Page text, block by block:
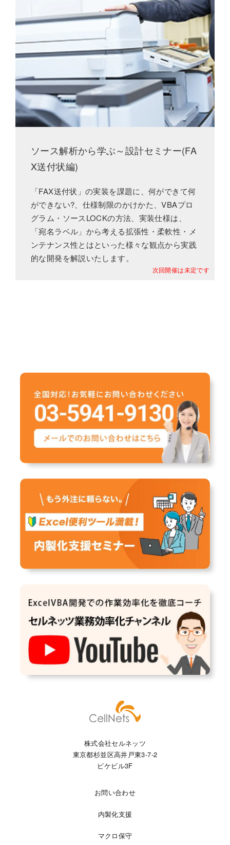
次回開催は未定です
ソース解析から学ぶ～設計セミナー(FA
X送付状編)
「FAX送付状」の実装を課題に、何ができて何
ができない?、仕様制限のかけかた、VBAプロ
グラム・ソースLOCKの方法、実装仕様は、
「宛名ラベル」から考える拡張性・柔軟性・メ
ンテナンス性とはといった様々な観点から実践
的な開発を解説いたします。
株式会社セルネッツ
東京都杉並区高井戸東3-7-2
ピケビル3F
お問い合わせ
内製化支援
マクロ保守